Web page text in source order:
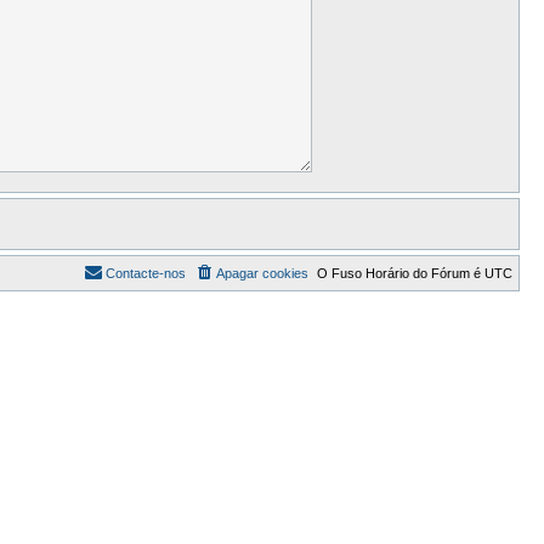
O Fuso Horário do Fórum é UTC
Apagar cookies
Contacte-nos